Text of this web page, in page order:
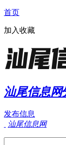
首页
加入收藏
汕尾信息网
发布信息
汕尾信息网